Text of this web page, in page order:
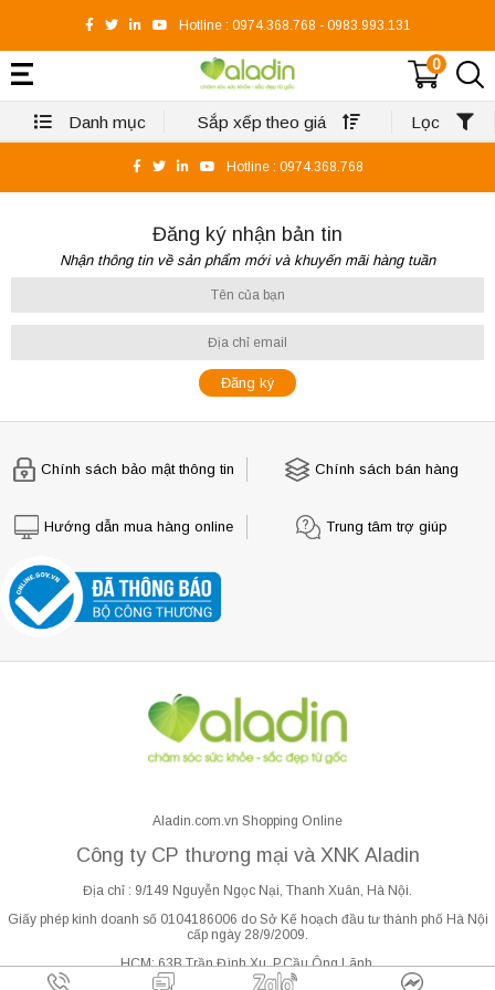
Hotline : 0974.368.768 - 0983.993.131
0
Danh mục Sắp xếp theo giá Lọc
Hotline : 0974.368.768
Đăng ký nhận bản tin
Nhận thông tin về sản phẩm mới và khuyến mãi hàng tuần
Chính sách bảo mật thông tin Chính sách bán hàng
Hướng dẫn mua hàng online Trung tâm trợ giúp
Aladin.com.vn Shopping Online
Công ty CP thương mại và XNK Aladin
Địa chỉ : 9/149 Nguyễn Ngọc Nại, Thanh Xuân, Hà Nội.
Giấy phép kinh doanh số 0104186006 do Sở Kế hoạch đầu tư thành phố Hà Nội
cấp ngày 28/9/2009.
HCM: 63B Trần Đình Xu, P.Cầu Ông Lãnh.